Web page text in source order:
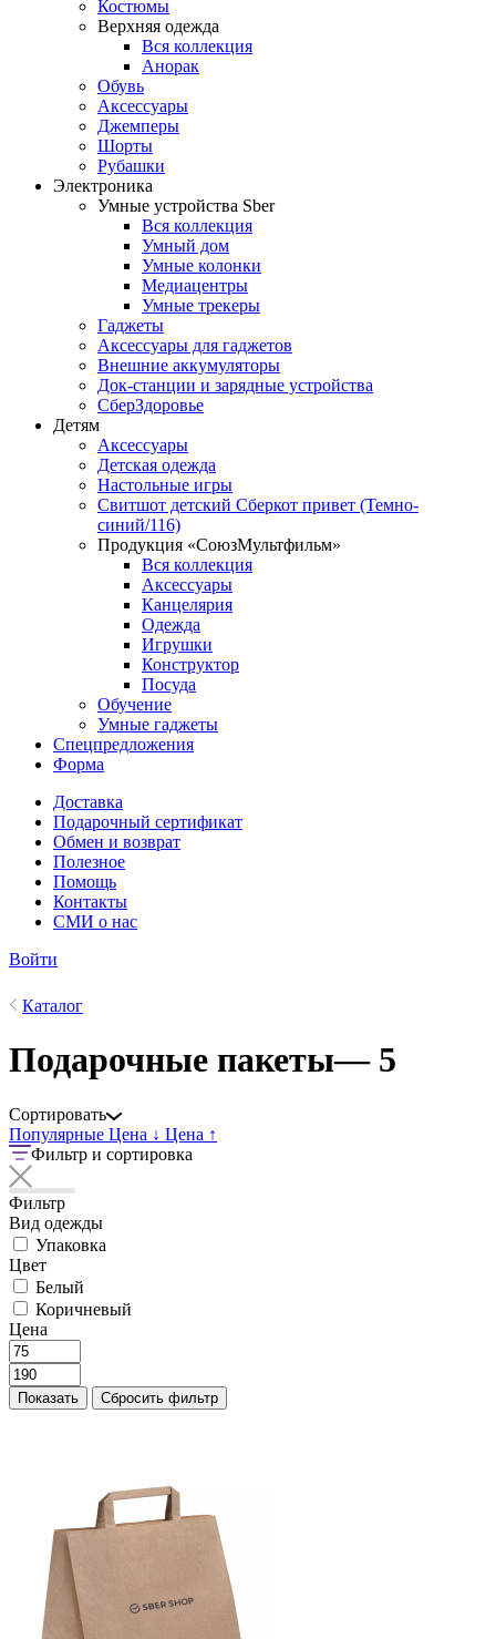
Костюмы
Верхняя одежда
Вся коллекция
Анорак
Обувь
Аксессуары
Джемперы
Шорты
Рубашки
Электроника
Умные устройства Sber
Вся коллекция
Умный дом
Умные колонки
Медиацентры
Умные трекеры
Гаджеты
Аксессуары для гаджетов
Внешние аккумуляторы
Док-станции и зарядные устройства
СберЗдоровье
Детям
Аксессуары
Детская одежда
Настольные игры
Свитшот детский Сберкот привет (Темно-
синий/116)
Продукция «СоюзМультфильм»
Вся коллекция
Аксессуары
Канцелярия
Одежда
Игрушки
Конструктор
Посуда
Обучение
Умные гаджеты
Спецпредложения
Форма
Доставка
Подарочный сертификат
Обмен и возврат
Полезное
Помощь
Контакты
СМИ о нас
Войти
Каталог
Подарочные пакеты— 5
Сортировать
Популярные Цена ↓ Цена ↑
Фильтр и сортировка
Фильтр
Вид одежды
Упаковка
Цвет
Белый
Коричневый
Цена